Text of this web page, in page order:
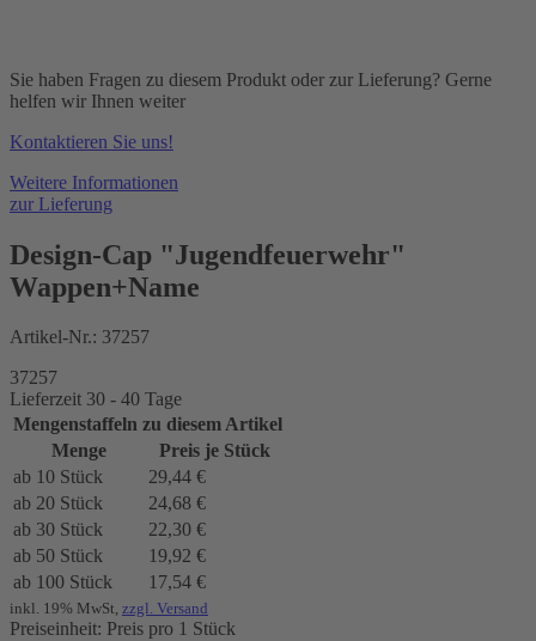
Sie haben Fragen zu diesem Produkt oder zur Lieferung? Gerne
helfen wir Ihnen weiter
Kontaktieren Sie uns!
Weitere Informationen
zur Lieferung
Design-Cap "Jugendfeuerwehr"
Wappen+Name
Artikel-Nr.: 37257
37257
Lieferzeit 30 - 40 Tage
Mengenstaffeln zu diesem Artikel
Menge
Preis je Stück
ab 10 Stück
29,44 €
ab 20 Stück
24,68 €
ab 30 Stück
22,30 €
ab 50 Stück
19,92 €
ab 100 Stück 17,54 €
inkl. 19% MwSt, zzgl. Versand
Preiseinheit: Preis pro 1 Stück